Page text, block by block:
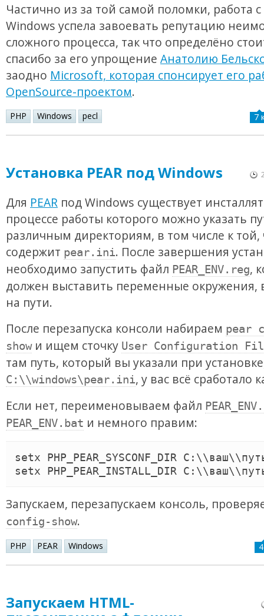
Частично из за той самой поломки, работа с
Windows успела завоевать репутацию
сложного процесса, так что определёно
спасибо за его упрощение Анатолию
заодно Microsoft, которая спонсирует его
OpenSource-проектом.
PHP Windows pecl 7
Установка PEAR под Windows
Для PEAR под Windows существует
процессе работы которого можно указать
различным директориям, в том числе к той,
содержит pear.ini. После завершения
необходимо запустить файл PEAR_ENV.reg,
должен выставить переменные
на пути.
После перезапуска консоли набираем pear
showи ищем сточку User Configuration
там путь, который вы указали при
C:\\windows\pear.ini, у вас всё сработало
Если нет, переименовываем файл
PEAR_ENV.bat и немного правим:
setx PHP_PEAR_SYSCONF_DIR
Запускаем, перезапускаем консоль,
config-show.
PHP PEAR Windows
Запускаем HTML-